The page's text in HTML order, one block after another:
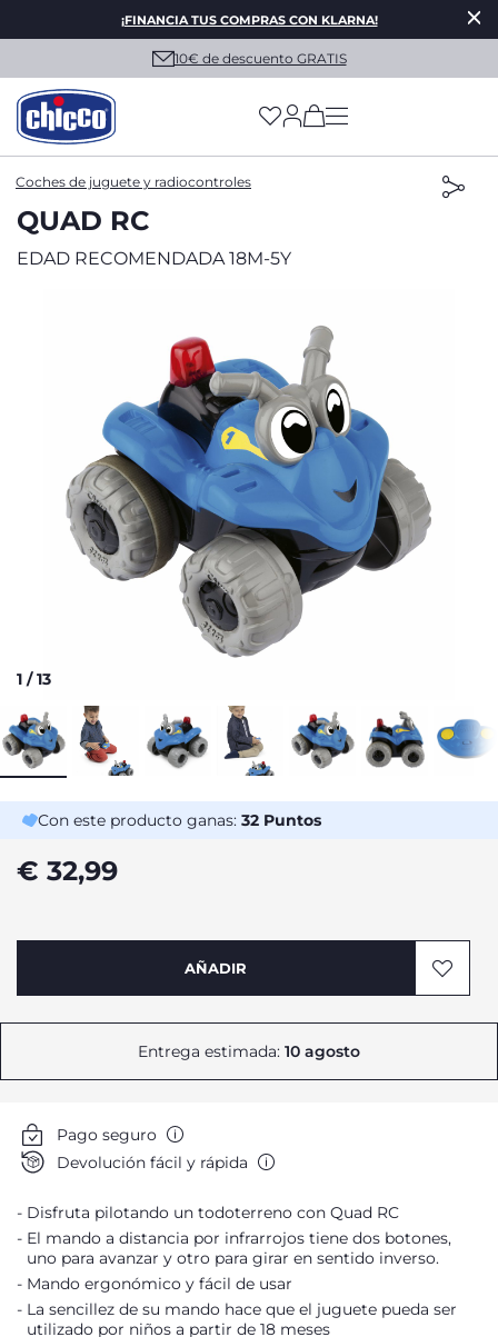
¡FINANCIA TUS COMPRAS CON KLARNA!
10€ de descuento GRATIS
(has more options
Coches de juguete y radiocontroles
QUAD RC
EDAD RECOMENDADA 18M-5Y
1 /13
Con este producto ganas: 32 Puntos
€ 32,99
AÑADIR
Entrega estimada: 10 agosto
Pago seguro
Devolución fácil y rápida
Disfruta pilotando un todoterreno con Quad RC
El mando a distancia por infrarrojos tiene dos botones,
uno para avanzar y otro para girar en sentido inverso.
Mando ergonómico y fácil de usar
La sencillez de su mando hace que el juguete pueda ser
utilizado por niños a partir de 18 meses